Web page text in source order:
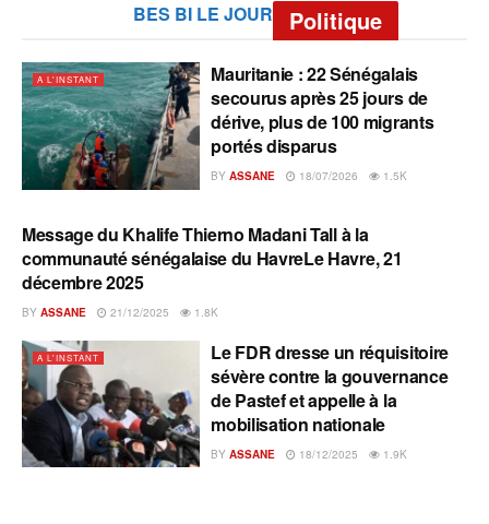
BES BI LE JOUR Politique
A L'INSTANT
Mauritanie : 22 Sénégalais
secourus après 25 jours de
dérive, plus de 100 migrants
portés disparus
BY ASSANE 18/07/2026 1.5K
A L'INSTANT
Message du Khalife Thierno Madani Tall à la
communauté sénégalaise du HavreLe Havre, 21
décembre 2025
BY ASSANE 21/12/2025 1.8K
A L'INSTANT
Le FDR dresse un réquisitoire
sévère contre la gouvernance
de Pastef et appelle à la
mobilisation nationale
BY ASSANE 18/12/2025 1.9K